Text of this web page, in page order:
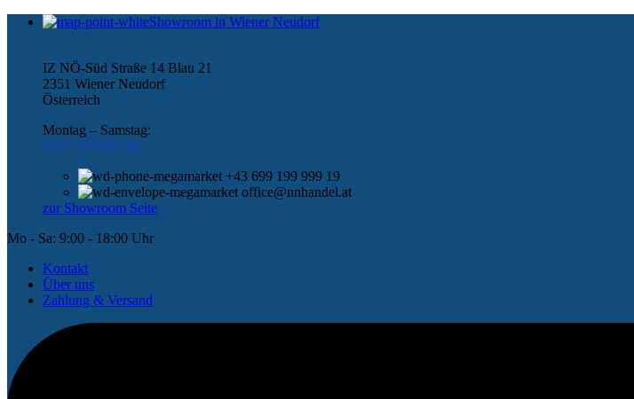
Showroom in Wiener Neudorf
IZ NÖ-Süd Straße 14 Blau 21
2351 Wiener Neudorf
Österreich
Montag – Samstag:
9:00 - 18:00 Uhr
+43 699 199 999 19
office@nnhandel.at
zur Showroom Seite
Mo - Sa: 9:00 - 18:00 Uhr
Kontakt
Über uns
Zahlung & Versand